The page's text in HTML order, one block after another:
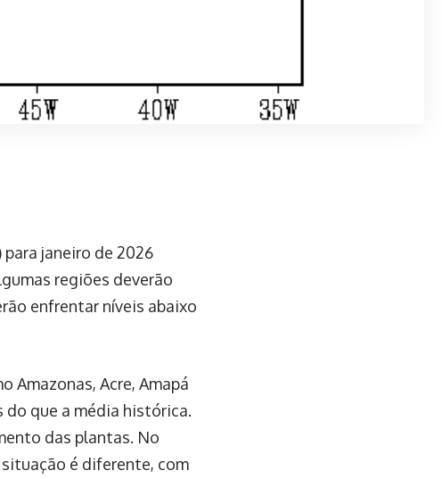
janeiro de 2026
regiões deverão
enfrentar níveis abaixo
Amazonas, Acre, Amapá
do que a média histórica.
das plantas. No
é diferente, com